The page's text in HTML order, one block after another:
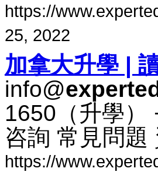
https://
25, 2022
加​拿​大​升​學 |
info@
1650​（​升​學​）
咨​詢 常​見​問題
https://